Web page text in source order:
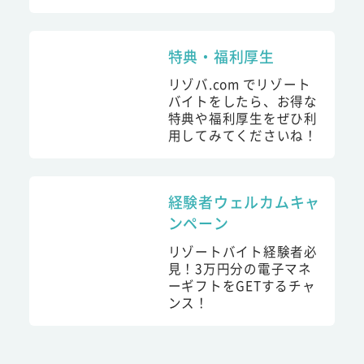
特典・福利厚生
リゾバ.com でリゾート
バイトをしたら、お得な
特典や福利厚生をぜひ利
用してみてくださいね！
経験者ウェルカムキャ
ンペーン
リゾートバイト経験者必
見！3万円分の電子マネ
ーギフトをGETするチャ
ンス！